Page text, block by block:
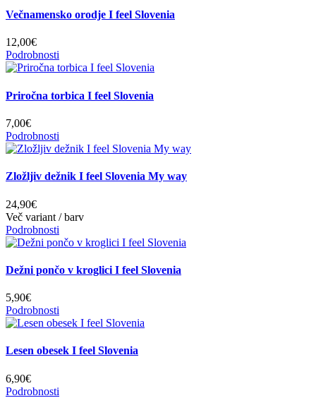
Večnamensko orodje I feel Slovenia
12,00€
Podrobnosti
Priročna torbica I feel Slovenia
7,00€
Podrobnosti
Zložljiv dežnik I feel Slovenia My way
24,90€
Več variant / barv
Podrobnosti
Dežni pončo v kroglici I feel Slovenia
5,90€
Podrobnosti
Lesen obesek I feel Slovenia
6,90€
Podrobnosti